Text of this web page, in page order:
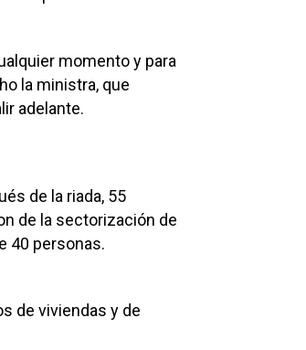
momento y para
la ministra, que
adelante.
de la riada, 55
de la sectorización de
40 personas.
de viviendas y de